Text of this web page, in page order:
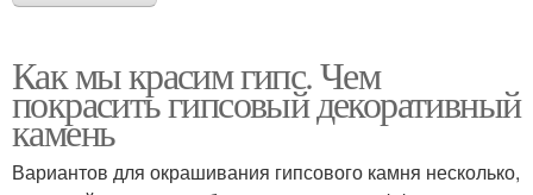
Как мы красим гипс. Чем
покрасить гипсовый декоративный
камень
Вариантов для окрашивания гипсового камня несколько,